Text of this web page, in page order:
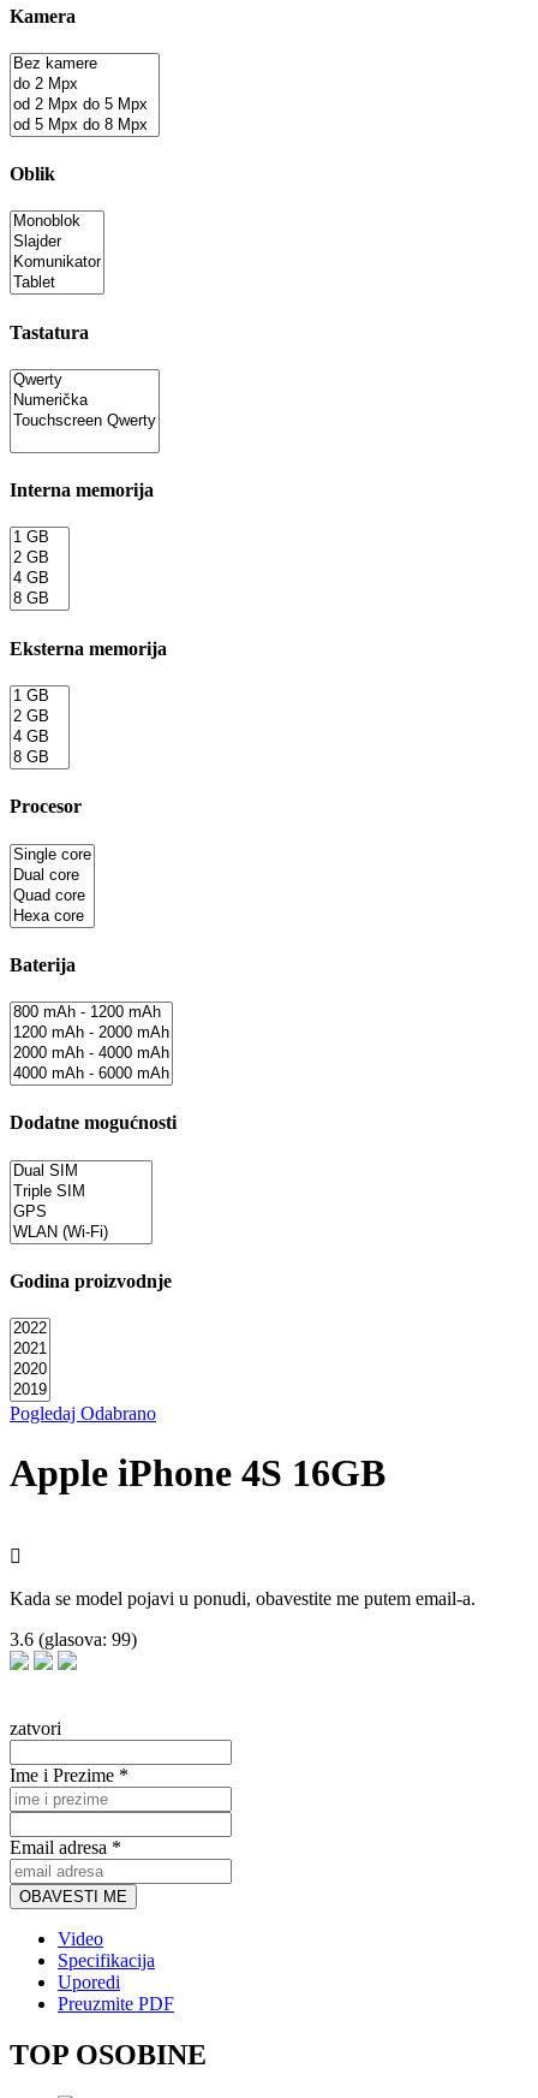
Kamera
Oblik
Tastatura
Interna memorija
Eksterna memorija
Procesor
Baterija
Dodatne mogućnosti
Godina proizvodnje
Pogledaj Odabrano
Apple iPhone 4S 16GB

Kada se model pojavi u ponudi, obavestite me putem email-a.
3.6 (glasova: 99)
zatvori
Ime i Prezime *
Email adresa *
OBAVESTI ME
Video
Specifikacija
Uporedi
Preuzmite PDF
TOP OSOBINE